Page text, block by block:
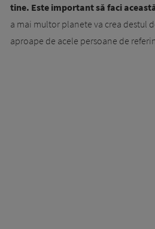
tine. Este important să faci
a mai multor planete va crea destul
aproape de acele persoane de